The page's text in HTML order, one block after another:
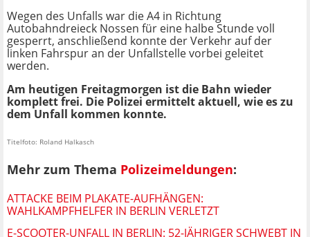
Wegen des Unfalls war die A4 in Richtung
Autobahndreieck Nossen für eine halbe Stunde voll
gesperrt, anschließend konnte der Verkehr auf der
linken Fahrspur an der Unfallstelle vorbei geleitet
werden.
Am heutigen Freitagmorgen ist die Bahn wieder
komplett frei. Die Polizei ermittelt aktuell, wie es zu
dem Unfall kommen konnte.
Titelfoto: Roland Halkasch
Mehr zum Thema Polizeimeldungen:
ATTACKE BEIM PLAKATE-AUFHÄNGEN:
WAHLKAMPFHELFER IN BERLIN VERLETZT
E-SCOOTER-UNFALL IN BERLIN: 52-JÄHRIGER SCHWEBT IN